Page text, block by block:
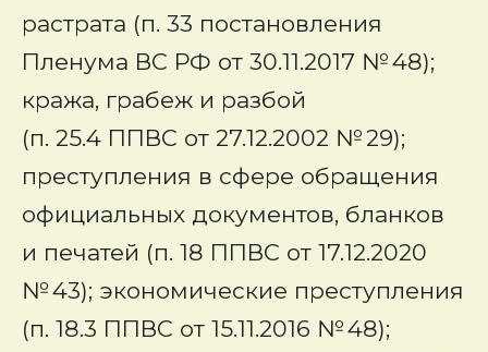
растрата (п. 33 постановления
Пленума ВС РФ от 30.11.2017 № 48);
кража, грабеж и разбой
(п. 25.4 ППВС от 27.12.2002 № 29);
преступления в сфере обращения
официальных документов, бланков
и печатей (п. 18 ППВС от 17.12.2020
№ 43); экономические преступления
(п. 18.3 ППВС от 15.11.2016 № 48);